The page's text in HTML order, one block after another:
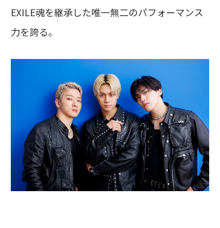
EXILE魂を継承した唯一無二のパフォーマンス
力を誇る。